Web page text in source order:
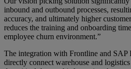
inbound and outbound processes,
accuracy, and ultimately higher
reduces the training and onboarding
employee churn environment.”
The integration with Frontline and SAP
directly connect warehouse and